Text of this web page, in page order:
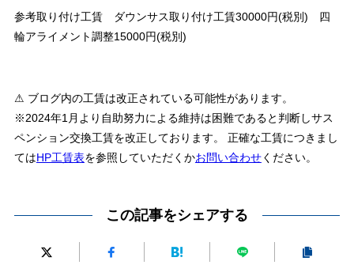
参考取り付け工賃 ダウンサス取り付け工賃30000円(税別) 四
輪アライメント調整15000円(税別)
⚠ ブログ内の工賃は改正されている可能性があります。
※2024年1月より自助努力による維持は困難であると判断しサス
ペンション交換工賃を改正しております。 正確な工賃につきまし
てはHP工賃表を参照していただくかお問い合わせください。
この記事をシェアする